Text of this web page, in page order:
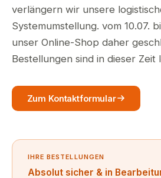
verlängern wir unsere
Systemumstellung. vom 10.07.
unser Online-Shop daher
Bestellungen sind in dieser Zeit
Zum Kontaktformular
IHRE BESTELLUNGEN
Absolut sicher & in